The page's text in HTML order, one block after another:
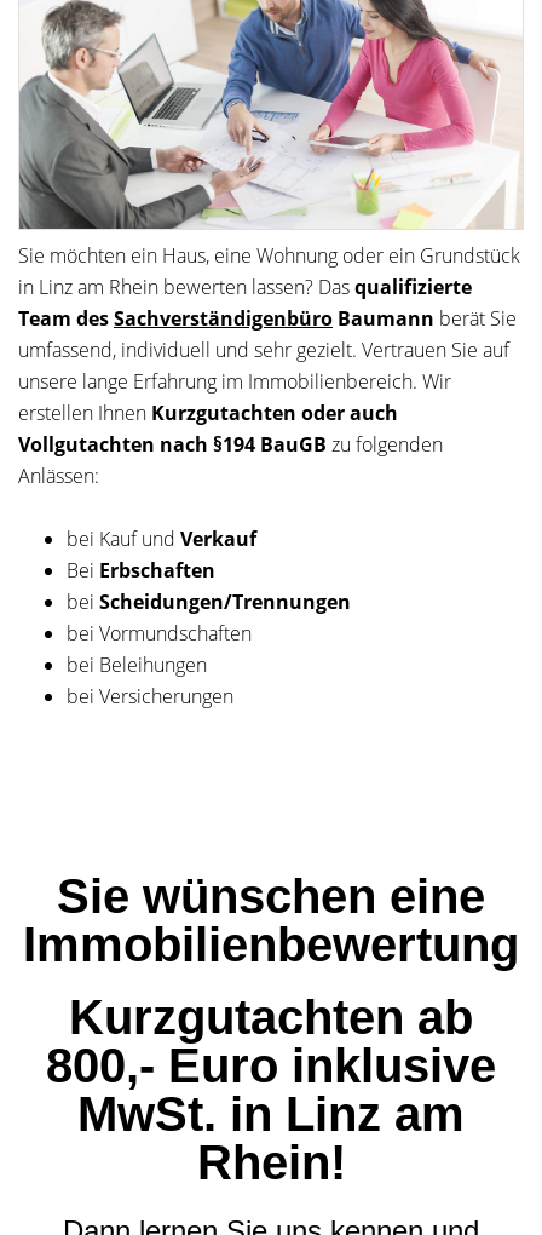
Sie möchten ein Haus, eine Wohnung oder ein Grundstück
in Linz am Rhein bewerten lassen? Dasqualifizierte
Team desSachverständigenbüro Baumann berät Sie
umfassend, individuell und sehr gezielt. Vertrauen Sie auf
unsere lange Erfahrung im Immobilienbereich. Wir
erstellen Ihnen Kurzgutachten oder auch
Vollgutachten nach §194 BauGB zu folgenden
Anlässen:
bei Kauf und Verkauf
Bei Erbschaften
bei Scheidungen/Trennungen
bei Vormundschaften
bei Beleihungen
bei Versicherungen
Sie wünschen eine
Immobilienbewertung
Kurzgutachten ab
800,- Euro inklusive
MwSt. in Linz am
Rhein!